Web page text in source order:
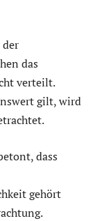
das
verteilt.
gilt, wird
dass
gehört